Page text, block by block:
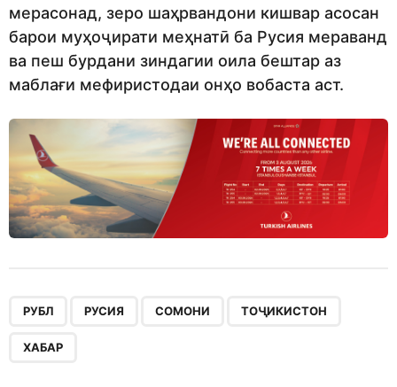
мерасонад, зеро шаҳрвандони кишвар асосан
барои муҳоҷирати меҳнатӣ ба Русия мераванд
ва пеш бурдани зиндагии оила бештар аз
маблағи мефиристодаи онҳо вобаста аст.
РУБЛ РУСИЯ СОМОНИ ТОҶИКИСТОН
ХАБАР